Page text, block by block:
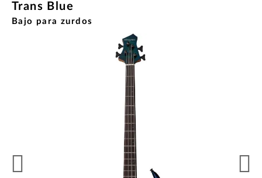
Trans Blue
Bajo para zurdos